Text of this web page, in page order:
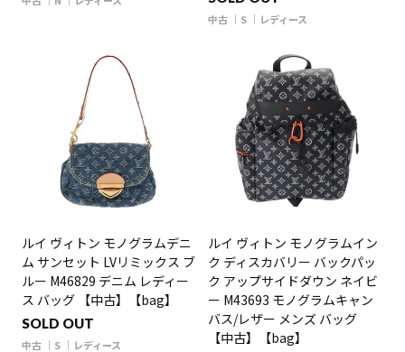
中古 S レディース
ルイ ヴィトン モノグラムデニ
ム サンセット LVリミックス ブ
ルー M46829 デニム レディー
ス バッグ 【中古】【bag】
SOLD OUT
中古 S レディース
ルイ ヴィトン モノグラムイン
ク ディスカバリー バックパッ
ク アップサイドダウン ネイビ
ー M43693 モノグラムキャン
バス/レザー メンズ バッグ
【中古】【bag】